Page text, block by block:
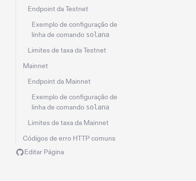
Endpoint da Testnet
Exemplo de configuração de
linha de comando solana
Limites de taxa da Testnet
Mainnet
Endpoint da Mainnet
Exemplo de configuração de
linha de comando solana
Limites de taxa da Mainnet
Códigos de erro HTTP comuns
Editar Página